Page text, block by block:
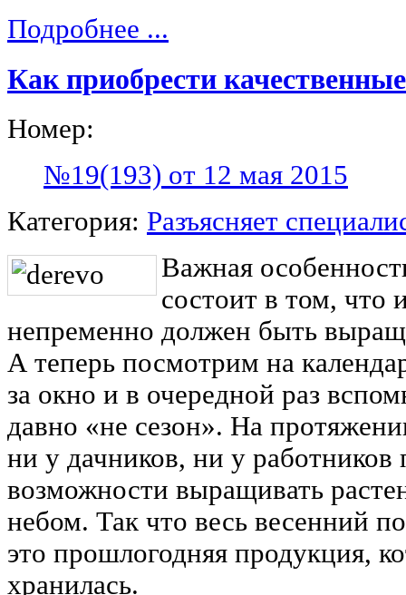
Подробнее ...
Как приобрести
Номер:
№19(193) от 12 мая 2015
Категория: Разъясняет
Важная
состоит в том, что
непременно должен быть
А теперь посмотрим на
за окно и в очередной раз
давно «не сезон». На
ни у дачников, ни у
возможности выращивать
небом. Так что весь весенний
это прошлогодняя продукция,
хранилась.